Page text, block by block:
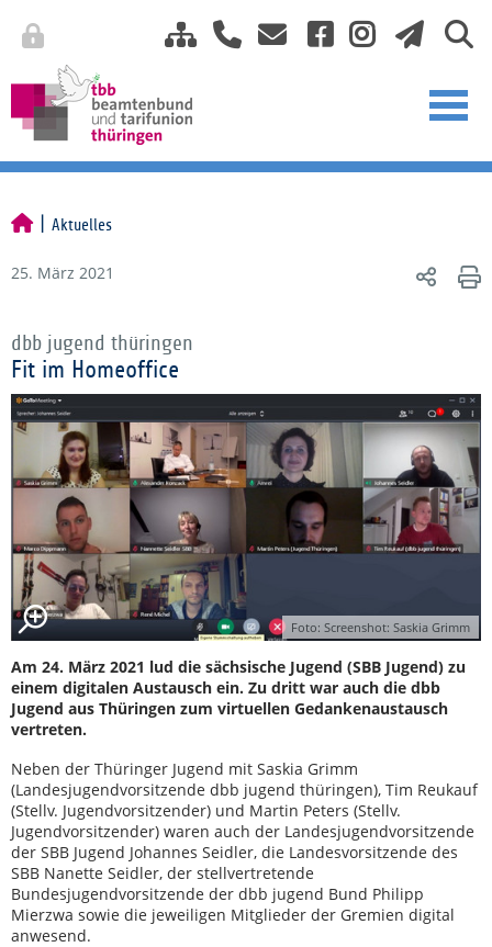
Aktuelles
25. März 2021
dbb jugend thüringen
Fit im Homeoffice
Foto: Screenshot: Saskia Grimm
Am 24. März 2021 lud die sächsische Jugend (SBB Jugend) zu
einem digitalen Austausch ein. Zu dritt war auch die dbb
Jugend aus Thüringen zum virtuellen Gedankenaustausch
vertreten.
Neben der Thüringer Jugend mit Saskia Grimm
(Landesjugendvorsitzende dbb jugend thüringen), Tim Reukauf
(Stellv. Jugendvorsitzender) und Martin Peters (Stellv.
Jugendvorsitzender) waren auch der Landesjugendvorsitzende
der SBB Jugend Johannes Seidler, die Landesvorsitzende des
SBB Nanette Seidler, der stellvertretende
Bundesjugendvorsitzende der dbb jugend Bund Philipp
Mierzwa sowie die jeweiligen Mitglieder der Gremien digital
anwesend.